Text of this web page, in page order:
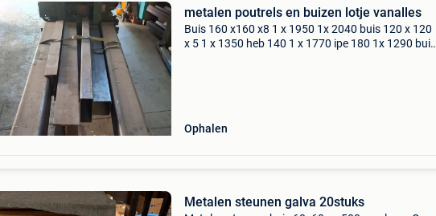
metalen poutrels en buizen lotje vanalles
Buis 160 x160 x8 1 x 1950 1x 2040 buis 120 x 120
x 5 1 x 1350 heb 140 1 x 1770 ipe 180 1x 1290 buis
Ophalen
Metalen steunen galva 20stuks